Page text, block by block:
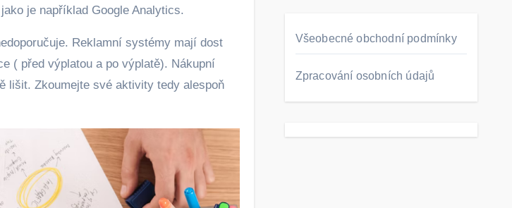
je například Google Analytics.
Reklamní systémy mají dost
( před výplatou a po výplatě). Nákupní
lišit. Zkoumejte své aktivity tedy alespoň
Všeobecné obchodní podmínky
Zpracování osobních údajů